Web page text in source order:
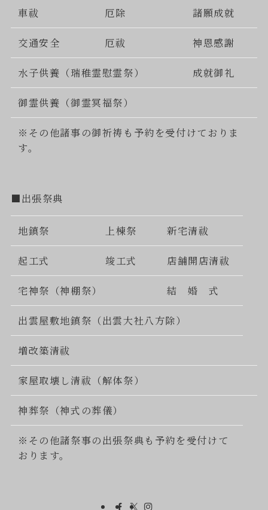
車祓 厄除 諸願成就
交通安全 厄祓 神恩感謝
水子供養（瑞稚霊慰霊祭） 成就御礼
御霊供養（御霊冥福祭）
※その他諸事の御祈祷も予約を受付けておりま
す。
■出張祭典
地鎮祭 上棟祭 新宅清祓
起工式 竣工式 店舗開店清祓
宅神祭（神棚祭） 結 婚 式
出雲屋敷地鎮祭（出雲大社八方除）
増改築清祓
家屋取壊し清祓（解体祭）
神葬祭（神式の葬儀）
※その他諸祭事の出張祭典も予約を受付けて
おります。